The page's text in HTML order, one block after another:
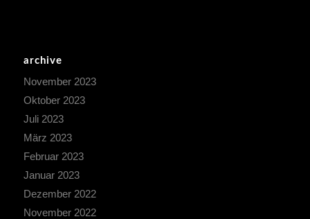
archive
November 2023
Oktober 2023
Juli 2023
März 2023
Februar 2023
Januar 2023
Dezember 2022
November 2022